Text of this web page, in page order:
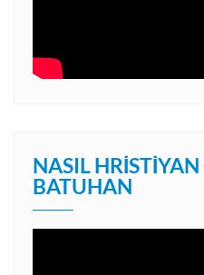
NASIL
BATUHAN